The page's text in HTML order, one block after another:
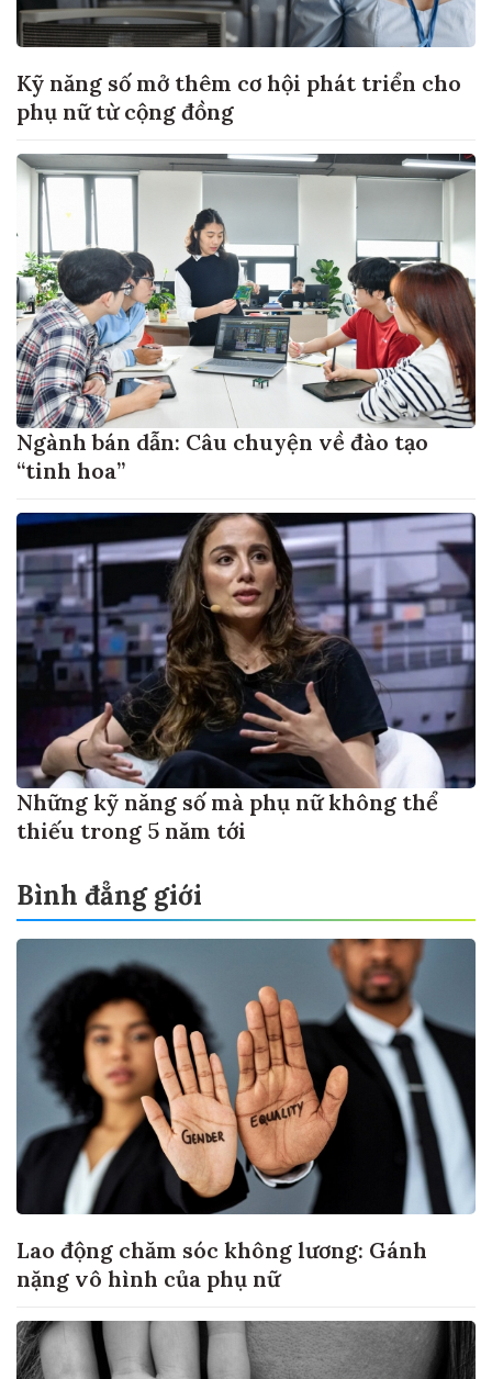
Kỹ năng số mở thêm cơ hội phát triển cho
phụ nữ từ cộng đồng
Ngành bán dẫn: Câu chuyện về đào tạo
“tinh hoa”
Những kỹ năng số mà phụ nữ không thể
thiếu trong 5 năm tới
Bình đẳng giới
Lao động chăm sóc không lương: Gánh
nặng vô hình của phụ nữ